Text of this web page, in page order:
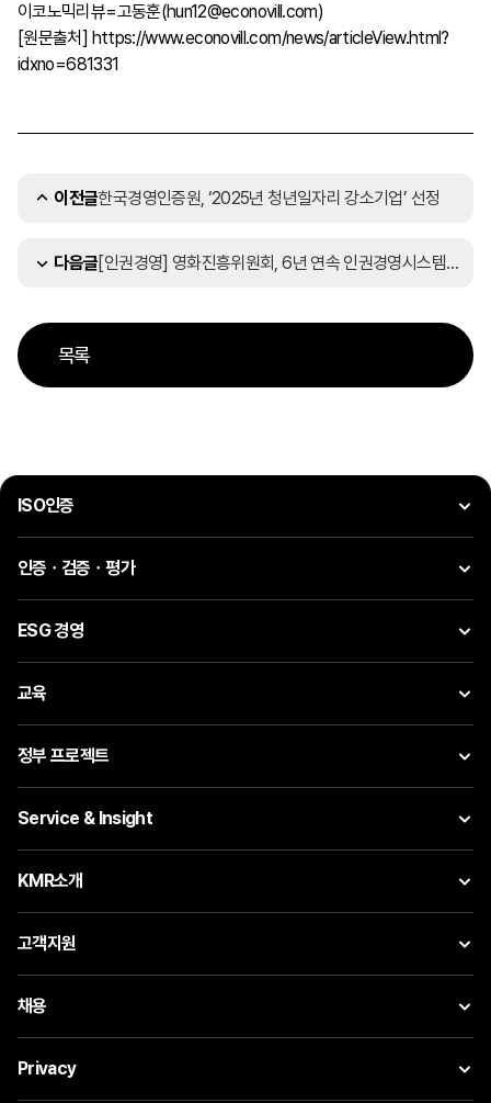
이코노믹리뷰=고동훈(hun12@econovill.com)
[원문출처] https://www.econovill.com/news/articleView.html?
idxno=681331
이전글한국경영인증원, ‘2025년 청년일자리 강소기업’ 선정
다음글 [인권경영] 영화진흥위원회, 6년 연속 인권경영시스템 인증 획득
목록
ISO인증
인증ㆍ검증ㆍ평가
ESG 경영
교육
정부 프로젝트
Service & Insight
KMR소개
고객지원
채용
Privacy